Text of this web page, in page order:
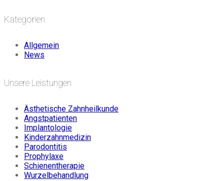
Kategorien
Allgemein
News
Unsere Leistungen
Ästhetische Zahnheilkunde
Angstpatienten
Implantologie
Kinderzahnmedizin
Parodontitis
Prophylaxe
Schienentherapie
Wurzelbehandlung